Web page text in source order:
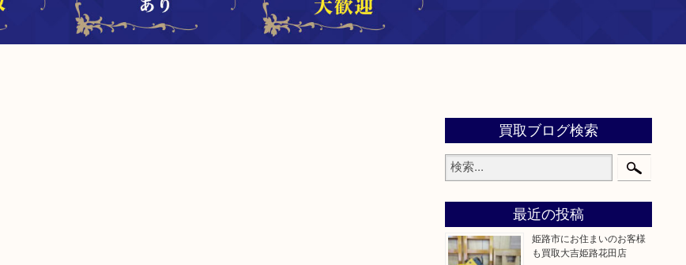
買取ブログ検索
最近の投稿
姫路市にお住まいのお客様
も買取大吉姫路花田店